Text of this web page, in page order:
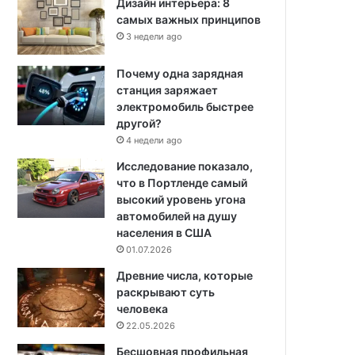
Дизайн интерьера: 8
самых важных принципов
3 недели ago
Почему одна зарядная
станция заряжает
электромобиль быстрее
другой?
4 недели ago
Исследование показало,
что в Портленде самый
высокий уровень угона
автомобилей на душу
населения в США
01.07.2026
Древние числа, которые
раскрывают суть
человека
22.05.2026
Бесшовная профильная